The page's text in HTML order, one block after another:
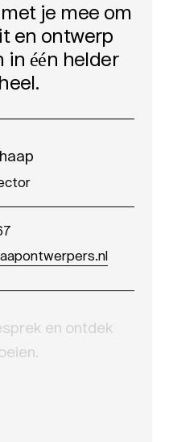
je mee om
en ontwerp
één helder
en ontdek